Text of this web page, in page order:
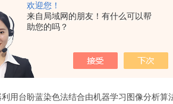
欢迎您！
来自局域网的朋友！有什么可以帮
助您的吗？
通过两个简单步骤即可工作：
混合，然后移液至一次性
捕获和自动保存模式，只需触按一次即可进
利用台盼蓝染色法结合由机器学习图像分析